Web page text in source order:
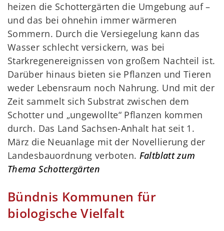
heizen die Schottergärten die Umgebung auf –
und das bei ohnehin immer wärmeren
Sommern. Durch die Versiegelung kann das
Wasser schlecht versickern, was bei
Starkregenereignissen von großem Nachteil ist.
Darüber hinaus bieten sie Pflanzen und Tieren
weder Lebensraum noch Nahrung. Und mit der
Zeit sammelt sich Substrat zwischen dem
Schotter und „ungewollte“ Pflanzen kommen
durch. Das Land Sachsen-Anhalt hat seit 1.
März die Neuanlage mit der Novellierung der
Landesbauordnung verboten. Faltblatt zum
Thema Schottergärten
Bündnis Kommunen für
biologische Vielfalt